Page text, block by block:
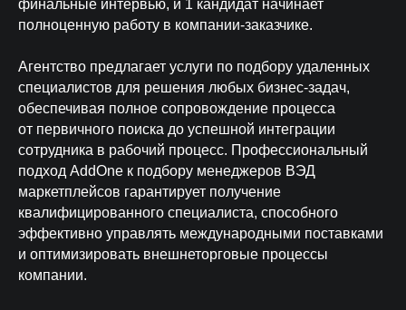
Гарантия до 180 дней
Бесплатная замена специалиста + 3
тестовых дня
финальные интервью, и 1 кандидат начинает
полноценную работу в компании-заказчике.
Агентство предлагает услуги по подбору удаленных
специалистов для решения любых бизнес-задач,
обеспечивая полное сопровождение процесса
от первичного поиска до успешной интеграции
сотрудника в рабочий процесс. Профессиональный
подход AddOne к подбору менеджеров ВЭД
маркетплейсов гарантирует получение
квалифицированного специалиста, способного
эффективно управлять международными поставками
и оптимизировать внешнеторговые процессы
компании.
Гарантия